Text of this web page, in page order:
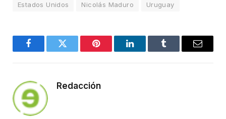
Estados Unidos
Nicolás Maduro Uruguay
FacebookTwitter Pinterest LinkedInTumblr Email
Redacción